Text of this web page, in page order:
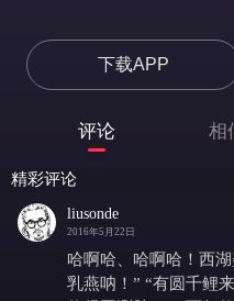
下载APP
评论 相
精彩评论
liusonde
2016年5月22日
哈啊哈、哈啊哈！西
乳燕呐！” “有圆千鲤